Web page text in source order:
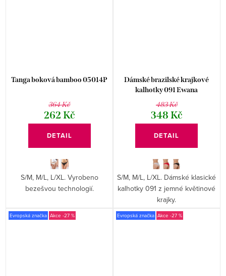
Tanga boková bamboo 05014P
364 Kč
262 Kč
DETAIL
S/M, M/L, L/XL. Vyrobeno
bezešvou technologií.
Dámské brazilské krajkové
kalhotky 091 Ewana
483 Kč
348 Kč
DETAIL
S/M, M/L, L/XL. Dámské klasické
kalhotky 091 z jemné květinové
krajky.
Evropská značka -27 % Evropská značka -27 %